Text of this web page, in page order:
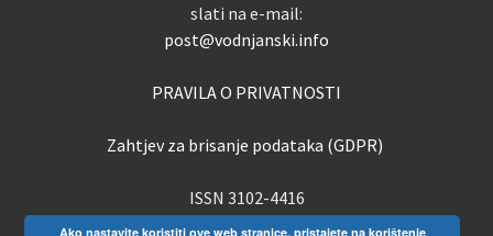
slati na e-mail:
post@vodnjanski.info
PRAVILA O PRIVATNOSTI
Zahtjev za brisanje podataka (GDPR)
ISSN 3102-4416
Ako nastavite koristiti ove web stranice, pristajete na korištenje